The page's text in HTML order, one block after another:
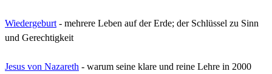
Wiedergeburt - mehrere Leben auf der Erde; der Schlüssel zu Sinn
und Gerechtigkeit
Jesus von Nazareth - warum seine klare und reine Lehre in 2000